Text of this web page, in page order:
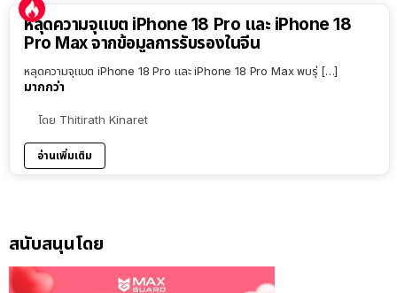
หลุดความจุแบต iPhone 18 Pro และ iPhone 18
Pro Max จากข้อมูลการรับรองในจีน
หลุดความจุแบต iPhone 18 Pro และ iPhone 18 Pro Max พบรุ่ […]
มากกว่า
โดย Thitirath Kinaret
อ่านเพิ่มเติม
สนับสนุนโดย